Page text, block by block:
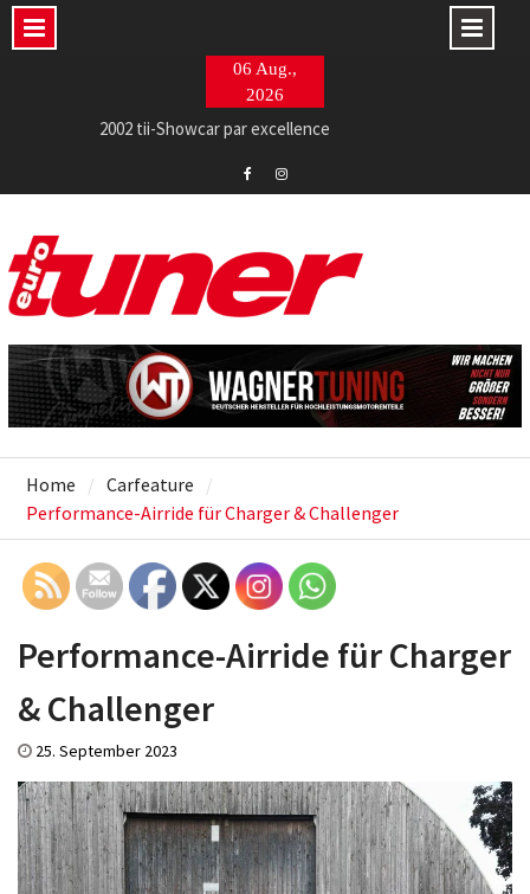
06 Aug.,
2026
2002 tii-Showcar par excellence
ECE-Soundtrack von NAP für den RAM
Home
Carfeature
Performance-Airride für Charger & Challenger
Performance-Airride für Charger
& Challenger
25. September 2023